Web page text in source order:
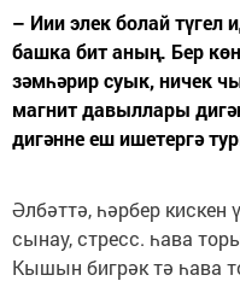
– Иии элек болай түгел
башка бит аның. Бер
зәмһәрир суык, ничек
магнит давыллары
дигәнне еш ишетергә
Әлбәттә, һәрбер кискен
сынау, стресс. һава
Кышын бигрәк тә һава